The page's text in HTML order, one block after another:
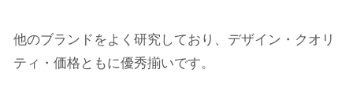
他のブランドをよく研究しており、デザイン・クオリ
ティ・価格ともに優秀揃いです。